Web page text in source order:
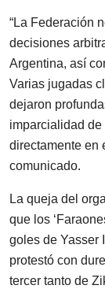
“La Federación
decisiones
Argentina, así
Varias jugadas
dejaron
imparcialidad
directamente en
comunicado.
La queja del
que los
goles de Yasser
protestó con
tercer tanto de